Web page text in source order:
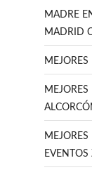
MADRE
MADRID
MEJORES
MEJORES
MEJORES